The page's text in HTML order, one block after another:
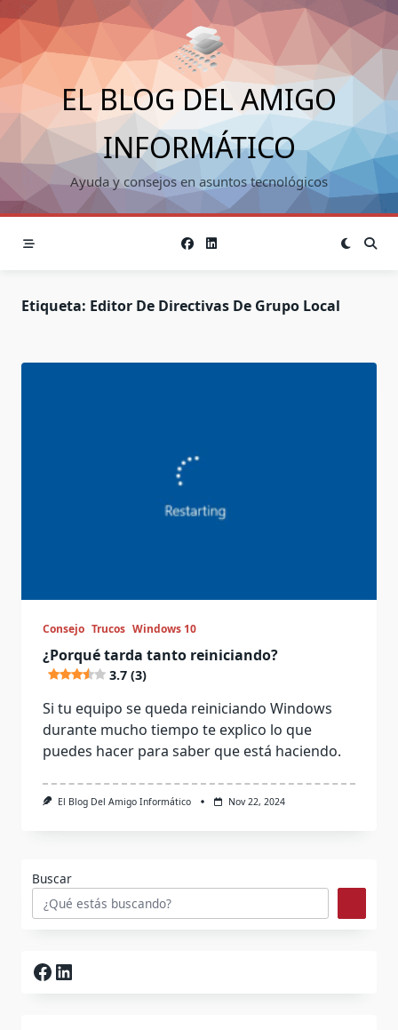
Saltar
al
contenido
EL BLOG DEL AMIGO
INFORMÁTICO
Ayuda y consejos en asuntos tecnológicos
Etiqueta: Editor De Directivas De Grupo Local
Consejo Trucos Windows 10
¿Porqué tarda tanto reiniciando?
3.7 (3)
Si tu equipo se queda reiniciando Windows
durante mucho tiempo te explico lo que
puedes hacer para saber que está haciendo.
El Blog Del Amigo Informático Nov 22, 2024
Buscar
Facebook
LinkedIn